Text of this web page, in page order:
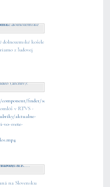
košele
z ľudovej
finder/search?
v RTVS -
aktualne-
vo-svete-
na Slovensku